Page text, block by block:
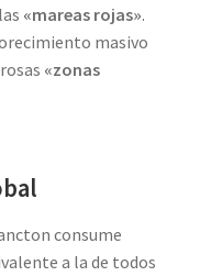
«mareas rojas».
masivo
«zonas
consume
a la de todos